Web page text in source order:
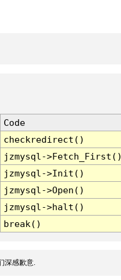
Code
checkredirect()
jzmysql-
jzmysql->Init()
jzmysql->Open()
jzmysql->halt()
break()
深感歉意.